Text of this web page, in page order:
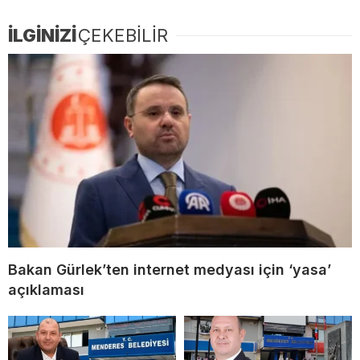
İLGİNİZİÇEKEBİLİR
Bakan Gürlek’ten internet medyası için ‘yasa’
açıklaması